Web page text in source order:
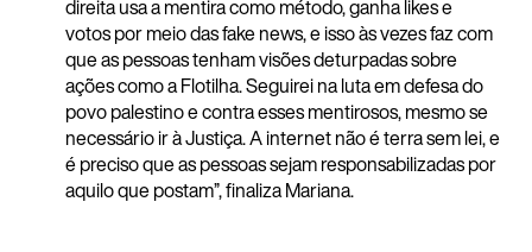
direita usa a mentira como método, ganha likes e
votos por meio das fake news, e isso às vezes faz com
que as pessoas tenham visões deturpadas sobre
ações como a Flotilha. Seguirei na luta em defesa do
povo palestino e contra esses mentirosos, mesmo se
necessário ir à Justiça. A internet não é terra sem lei, e
é preciso que as pessoas sejam responsabilizadas por
aquilo que postam”, finaliza Mariana.